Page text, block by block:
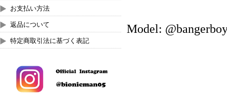
お支払い方法
返品について
特定商取引法に基づく表記
Model: